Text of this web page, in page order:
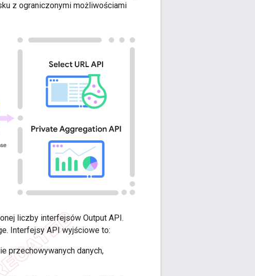
z ograniczonymi możliwościami
liczby interfejsów Output API.
Interfejsy API wyjściowe to:
przechowywanych danych,